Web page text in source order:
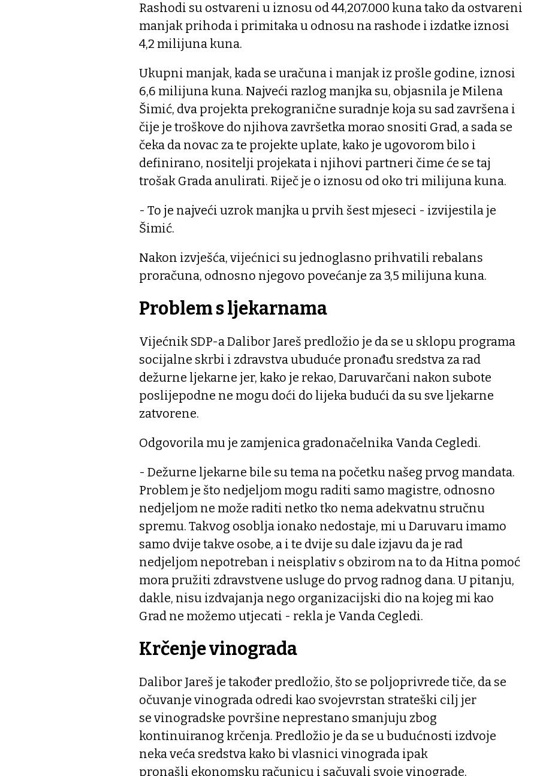
Rashodi su ostvareni u iznosu od 44,207.000 kuna tako da ostvareni
manjak prihoda i primitaka u odnosu na rashode i izdatke iznosi
4,2 milijuna kuna.
Ukupni manjak, kada se uračuna i manjak iz prošle godine, iznosi
6,6 milijuna kuna. Najveći razlog manjka su, objasnila je Milena
Šimić, dva projekta prekogranične suradnje koja su sad završena i
čije je troškove do njihova završetka morao snositi Grad, a sada se
čeka da novac za te projekte uplate, kako je ugovorom bilo i
definirano, nositelji projekata i njihovi partneri čime će se taj
trošak Grada anulirati. Riječ je o iznosu od oko tri milijuna kuna.
- To je najveći uzrok manjka u prvih šest mjeseci - izvijestila je
Šimić.
Nakon izvješća, vijećnici su jednoglasno prihvatili rebalans
proračuna, odnosno njegovo povećanje za 3,5 milijuna kuna.
Problem s ljekarnama
Vijećnik SDP-a Dalibor Jareš predložio je da se u sklopu programa
socijalne skrbi i zdravstva ubuduće pronađu sredstva za rad
dežurne ljekarne jer, kako je rekao, Daruvarčani nakon subote
poslijepodne ne mogu doći do lijeka budući da su sve ljekarne
zatvorene.
Odgovorila mu je zamjenica gradonačelnika Vanda Cegledi.
- Dežurne ljekarne bile su tema na početku našeg prvog mandata.
Problem je što nedjeljom mogu raditi samo magistre, odnosno
nedjeljom ne može raditi netko tko nema adekvatnu stručnu
spremu. Takvog osoblja ionako nedostaje, mi u Daruvaru imamo
samo dvije takve osobe, a i te dvije su dale izjavu da je rad
nedjeljom nepotreban i neisplativ s obzirom na to da Hitna pomoć
mora pružiti zdravstvene usluge do prvog radnog dana. U pitanju,
dakle, nisu izdvajanja nego organizacijski dio na kojeg mi kao
Grad ne možemo utjecati - rekla je Vanda Cegledi.
Krčenje vinograda
Dalibor Jareš je također predložio, što se poljoprivrede tiče, da se
očuvanje vinograda odredi kao svojevrstan strateški cilj jer
se vinogradske površine neprestano smanjuju zbog
kontinuiranog krčenja. Predložio je da se u budućnosti izdvoje
neka veća sredstva kako bi vlasnici vinograda ipak
pronašli ekonomsku računicu i sačuvali svoje vinograde.